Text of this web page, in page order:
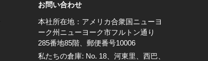
お問い合わせ
本社所在地：アメリカ合衆国ニューヨ
ーク州ニューヨーク市フルトン通り
285番地85階、郵便番号10006
私たちの倉庫: No. 18、河東里、西巴、